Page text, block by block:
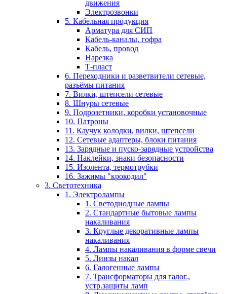
движения
Электрозвонки
5. Кабельная продукция
Арматура для СИП
Кабель-каналы, гофра
Кабель, провод
Нарезка
Т-пласт
6. Переходники и разветвители сетевые,
разъёмы питания
7. Вилки, штепсели сетевые
8. Шнуры сетевые
9. Подрозетники, коробки установочные
10. Патроны
11. Каучук колодки, вилки, штепсели
12. Сетевые адаптеры, блоки питания
13. Зарядные и пуско-зарядные устройства
14. Наклейки, знаки безопасности
15. Изолента, термотрубки
16. Зажимы "крокодил"
3. Светотехника
1. Электролампы
1. Светодиодные лампы
2. Стандартные бытовые лампы
накаливания
3. Круглые декоративные лампы
накаливания
4. Лампы накаливания в форме свечи
5. Линзы накал
6. Галогенные лампы
7. Трансформаторы для галог.,
устр.защиты ламп